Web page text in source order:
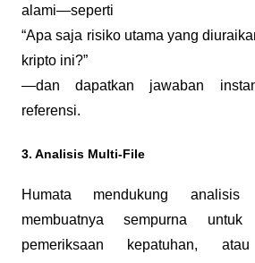
alami—seperti
“Apa saja risiko utama yang
kripto ini?”
—dan dapatkan jawaban
referensi.
3. Analisis Multi-File
Humata mendukung analisis
membuatnya sempurna
pemeriksaan kepatuhan, atau